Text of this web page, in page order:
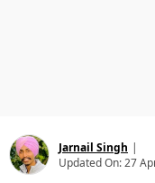
Jarnail Singh |
Updated On:27